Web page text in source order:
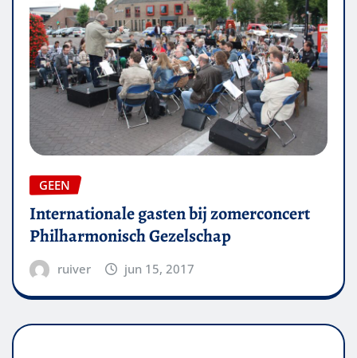
GEEN
Internationale gasten bij zomerconcert
Philharmonisch Gezelschap
ruiver jun 15, 2017